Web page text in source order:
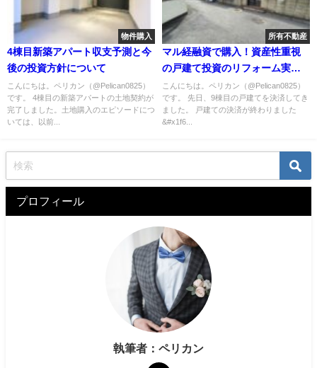
物件購入
4棟目新築アパート収支予測と今
後の投資方針について
こんにちは。ペリカン（@Pelican0825）
です。 4棟目の新築アパートの土地契約が
完了しました。土地購入のエピソードにつ
いては、以前...
所有不動産
マル経融資で購入！資産性重視
の戸建て投資のリフォーム実践
記
こんにちは。ペリカン（@Pelican0825）
です。 先日、9棟目の戸建てを決済してき
ました。 戸建ての決済が終わりました
&#x1f6...
プロフィール
執筆者：ペリカン